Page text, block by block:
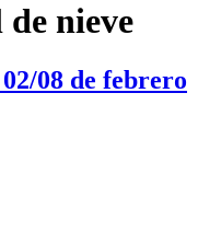
nieve
08 de febrero